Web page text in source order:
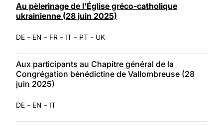
Au pèlerinage de l'Église gréco-catholique
ukrainienne (28 juin 2025)
DE - EN - FR - IT - PT - UK
Aux participants au Chapitre général de la
Congrégation bénédictine de Vallombreuse (28
juin 2025)
DE - EN - IT